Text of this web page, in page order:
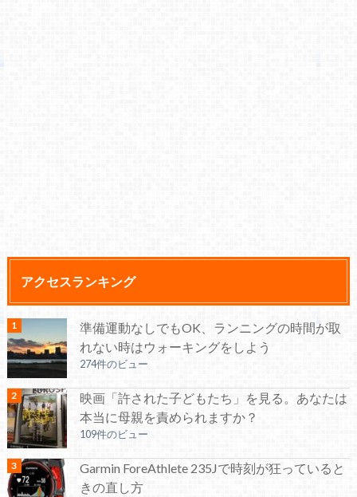
アクセスランキング
準備運動なしでもOK、ランニングの時間が取
れない時はウォーキングをしよう
274件のビュー
映画「許された子どもたち」を見る。あなたは
本当に母親を責められますか？
109件のビュー
Garmin ForeAthlete 235Jで時刻が狂っていると
きの直し方